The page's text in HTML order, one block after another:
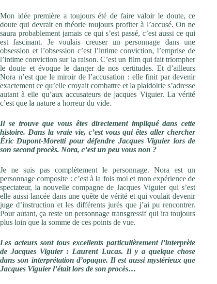
Mon idée première a toujours été de faire valoir le doute, ce
doute qui devrait en théorie toujours profiter à l’accusé. On ne
saura probablement jamais ce qui s’est passé, c’est aussi ce qui
est fascinant. Je voulais creuser un personnage dans une
obsession et l’obsession c’est l’intime conviction, l’emprise de
l’intime conviction sur la raison. C’est un film qui fait triompher
le doute et évoque le danger de nos certitudes. Et d’ailleurs
Nora n’est que le miroir de l’accusation : elle finit par devenir
exactement ce qu’elle croyait combattre et la plaidoirie s’adresse
autant à elle qu’aux accusateurs de jacques Viguier. La vérité
c’est que la nature a horreur du vide.
Il se trouve que vous êtes directement impliqué dans cette
histoire. Dans la vraie vie, c’est vous qui êtes aller chercher
Éric Dupont-Moretti pour défendre Jacques Viguier lors de
son second procès. Nora, c’est un peu vous non ?
Je ne suis pas complètement le personnage. Nora est un
personnage composite : c’est à la fois moi et mon expérience de
spectateur, la nouvelle compagne de Jacques Viguier qui s’est
elle aussi lancée dans une quête de vérité et qui voulait devenir
juge d’instruction et les différents jurés que j’ai pu rencontrer.
Pour autant, ça reste un personnage transgressif qui ira toujours
plus loin que la somme de ces points de vue.
Les acteurs sont tous excellents particulièrement l’interprète
de Jacques Viguier : Laurent Lucas. Il y a quelque chose
dans son interprétation d’opaque. Il est aussi mystérieux que
Jacques Viguier l’était lors de son procès…